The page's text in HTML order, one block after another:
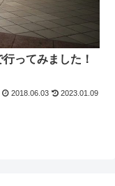
ってみました！
2018.06.03 2023.01.09